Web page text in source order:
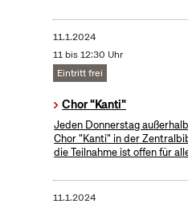
11.1.2024
11 bis 12:30 Uhr
Eintritt frei
Chor "Kanti"
Jeden Donnerstag
Chor "Kanti" in der
die Teilnahme ist offen für
11.1.2024